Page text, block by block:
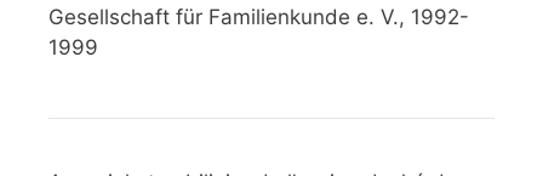
Gesellschaft für Familienkunde e. V., 1992-
1999